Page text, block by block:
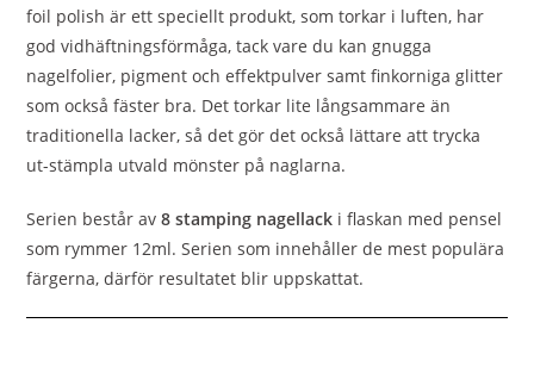
foil polish är ett speciellt produkt, som torkar i luften, har
god vidhäftningsförmåga, tack vare du kan gnugga
nagelfolier, pigment och effektpulver samt finkorniga glitter
som också fäster bra. Det torkar lite långsammare än
traditionella lacker, så det gör det också lättare att trycka
ut-stämpla utvald mönster på naglarna.
Serien består av8 stamping nagellack i flaskan med pensel
som rymmer 12ml. Serien som innehåller de mest populära
färgerna, därför resultatet blir uppskattat.